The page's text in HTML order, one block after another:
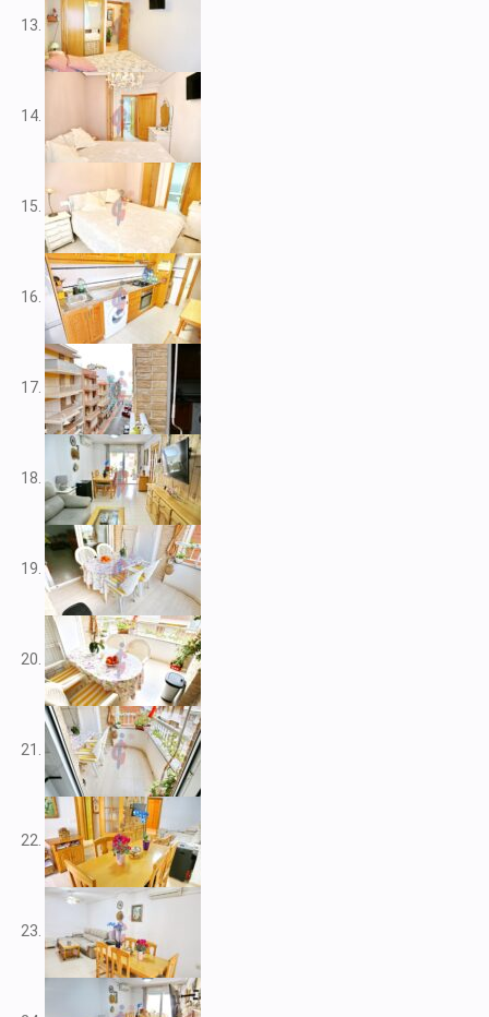
V2208
V2209
V2212
V2217
V2223
V2224
V2226
V2228
V2230
V2232
V2235
V2237
V2239
V2240
V2241
V2243
V2246
V2248
V2253
V2255
V2256
V2257
V2258
V2262
V2265
V2266
V2267
V2268
V2269
V2272
V2273
V2276
V2284
V2291
V2301
V2303
V2304
V2308
V2309
V2313
V2314
V2316
V2317
V2320
V2325
V2333